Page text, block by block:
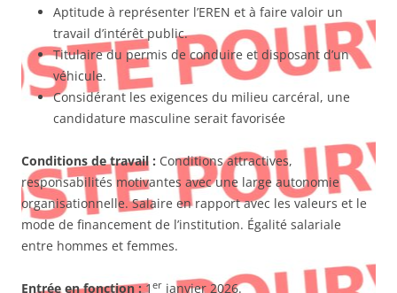
Aptitude à représenter l’EREN et à faire valoir un
travail d’intérêt public.
Titulaire du permis de conduire et disposant d’un
véhicule.
Considérant les exigences du milieu carcéral, une
candidature masculine serait favorisée
Conditions de travail : Conditions attractives,
responsabilités motivantes avec une large autonomie
organisationnelle. Salaire en rapport avec les valeurs et le
mode de financement de l’institution. Égalité salariale
entre hommes et femmes.
Entrée en fonction :1 er janvier 2026.